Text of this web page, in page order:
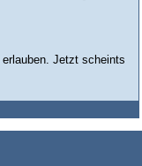
Jetzt scheints